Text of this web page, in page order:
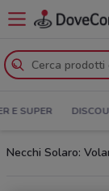
E SUPER
Necchi Solaro: